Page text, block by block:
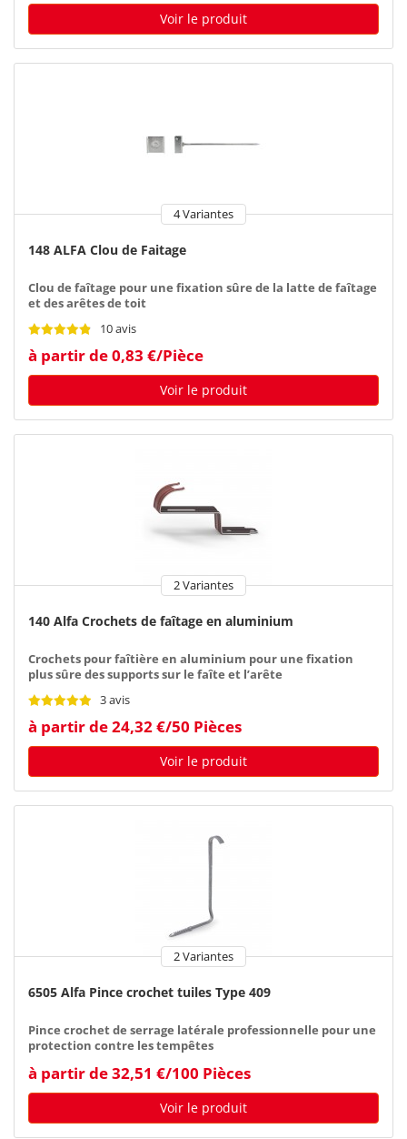
Voir le produit
4 Variantes
148 ALFA Clou de Faitage
Clou de faîtage pour une fixation sûre de la latte de faîtage
et des arêtes de toit
10 avis
à partir de 0,83 €/Pièce
Voir le produit
2 Variantes
140 Alfa Crochets de faîtage en aluminium
Crochets pour faîtière en aluminium pour une fixation
plus sûre des supports sur le faîte et l’arête
3 avis
à partir de 24,32 €/50 Pièces
Voir le produit
2 Variantes
6505 Alfa Pince crochet tuiles Type 409
Pince crochet de serrage latérale professionnelle pour une
protection contre les tempêtes
à partir de 32,51 €/100 Pièces
Voir le produit